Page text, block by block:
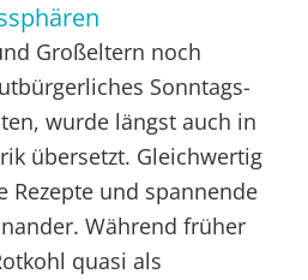
Großeltern noch
Sonntags-
wurde längst auch in
übersetzt. Gleichwertig
Rezepte und spannende
Während früher
quasi als